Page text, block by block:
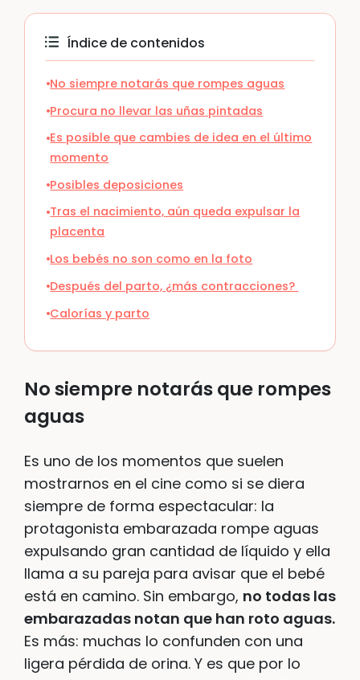
Índice de contenidos
No siempre notarás que rompes aguas
Procura no llevar las uñas pintadas
Es posible que cambies de idea en el último
momento
Posibles deposiciones
Tras el nacimiento, aún queda expulsar la
placenta
Los bebés no son como en la foto
Después del parto, ¿más contracciones?
Calorías y parto
No siempre notarás que rompes
aguas
Es uno de los momentos que suelen
mostrarnos en el cine como si se diera
siempre de forma espectacular: la
protagonista embarazada rompe aguas
expulsando gran cantidad de líquido y ella
llama a su pareja para avisar que el bebé
está en camino. Sin embargo, no todas las
embarazadas notan que han roto aguas.
Es más: muchas lo confunden con una
ligera pérdida de orina. Y es que por lo